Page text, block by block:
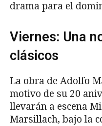
drama para el
Viernes: Una
clásicos
La obra de Adolfo
motivo de su 20
llevarán a escena
Marsillach, bajo la